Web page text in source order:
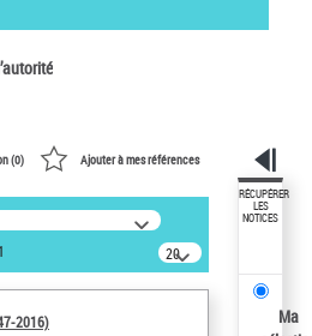
les
2016)
(0) Ajouter à mes références
20
résultats/page
2016)
RÉCUPÉRER
LES
NOTICES
Ma